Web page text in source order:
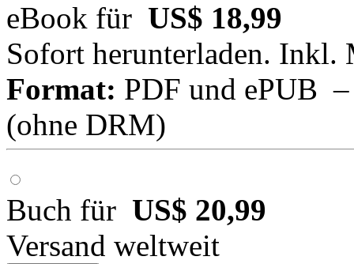
eBook für US$ 18,99
Sofort herunterladen. Inkl.
Format: PDF und ePUB
(ohne DRM)
Buch für US$ 20,99
Versand weltweit